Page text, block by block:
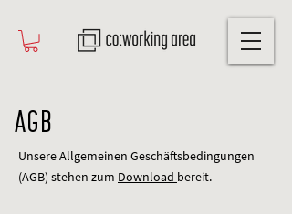
AGB
Unsere Allgemeinen Geschäftsbedingungen
(AGB) stehen zum Download bereit.